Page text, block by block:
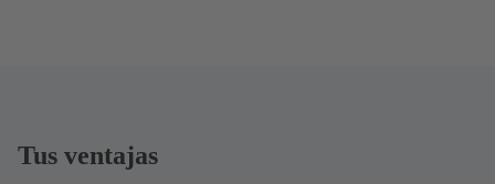
Tus ventajas